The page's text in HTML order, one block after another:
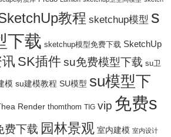
教程 sketchup模型 s
下载 sketchup模型免费下载 SketchUp
SK插件su免费模型下载 su卫
模 su建模教程 SU模型 su模型下
Render thomthom TIG vip 免费s
费下载 园林景观 室内建模 室内设计